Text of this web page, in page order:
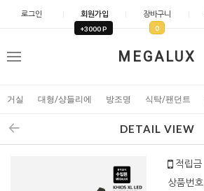
로그인 회원가입
+3000 P
장바구니
0
MEGALUX
메
거실 대형/샹들리에 방조명 식탁/팬던트
DETAIL VIEW
적립금
상품번호